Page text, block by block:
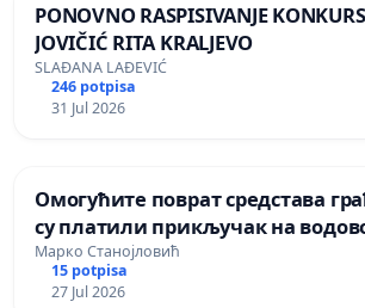
PONOVNO RASPISIVANJE
JOVIČIĆ RITA KRALJEVO
SLAĐANA LAĐEVIĆ
246 potpisa
31 Jul 2026
Омогућите поврат средстава
су платили прикључак на
Бањалуци
Марко Станојловић
15 potpisa
27 Jul 2026